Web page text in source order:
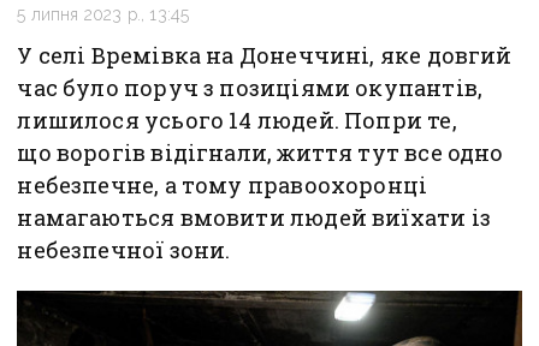
5 липня 2023 р., 13:45
У селі Времівка на Донеччині, яке довгий
час було поруч з позиціями окупантів,
лишилося усього 14 людей. Попри те,
що ворогів відігнали, життя тут все одно
небезпечне, а тому правоохоронці
намагаються вмовити людей виїхати із
небезпечної зони.